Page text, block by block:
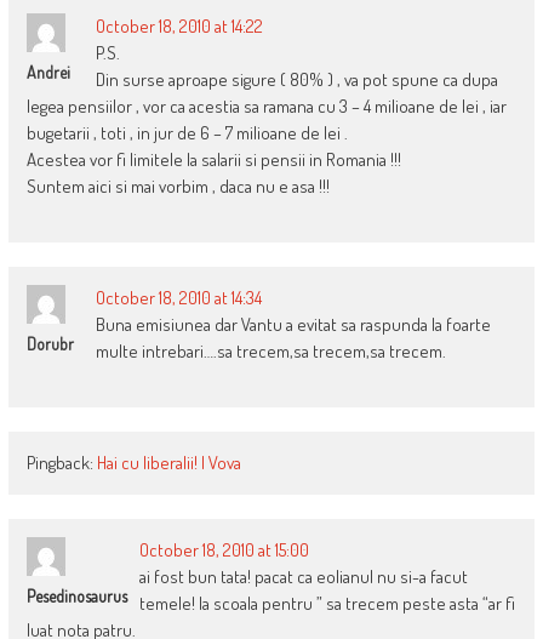
Andrei
October 18, 2010 at 14:22
P.S.
Din surse aproape sigure ( 80% ) , va pot spune ca dupa
legea pensiilor , vor ca acestia sa ramana cu 3 – 4 milioane de lei , iar
bugetarii , toti , in jur de 6 – 7 milioane de lei .
Acestea vor fi limitele la salarii si pensii in Romania !!!
Suntem aici si mai vorbim , daca nu e asa !!!
Dorubr
October 18, 2010 at 14:34
Buna emisiunea dar Vantu a evitat sa raspunda la foarte
multe intrebari….sa trecem,sa trecem,sa trecem.
Pingback: Hai cu liberalii! | Vova
Pesedinosaurus
October 18, 2010 at 15:00
ai fost bun tata! pacat ca eolianul nu si-a facut
temele! la scoala pentru ” sa trecem peste asta “ar fi
luat nota patru.